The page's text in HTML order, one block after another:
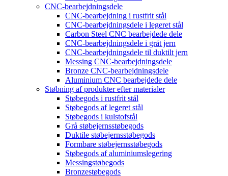
CNC-bearbejdningsdele
CNC-bearbejdning i rustfrit stål
CNC-bearbejdningsdele i legeret stål
Carbon Steel CNC bearbejdede dele
CNC-bearbejdningsdele i gråt jern
CNC-bearbejdningsdele til duktilt jern
Messing CNC-bearbejdningsdele
Bronze CNC-bearbejdningsdele
Aluminium CNC bearbejdede dele
Støbning af produkter efter materialer
Støbegods i rustfrit stål
Støbegods af legeret stål
Støbegods i kulstofstål
Grå støbejernsstøbegods
Duktile støbejernsstøbegods
Formbare støbejernsstøbegods
Støbegods af aluminiumslegering
Messingstøbegods
Bronzestøbegods